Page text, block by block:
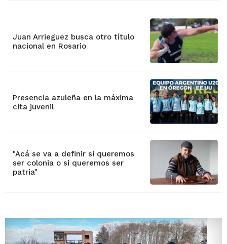
Juan Arrieguez busca otro título
nacional en Rosario
Presencia azuleña en la máxima
cita juvenil
"Acá se va a definir si queremos
ser colonia o si queremos ser
patria"